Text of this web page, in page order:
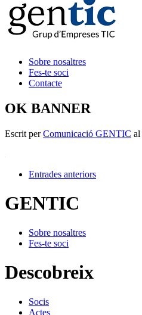
Sobre nosaltres
Fes-te soci
Contacte
OK BANNER
Escrit perComunicació GENTIC al
Entrades anteriors
GENTIC
Sobre nosaltres
Fes-te soci
Descobreix
Socis
Actes